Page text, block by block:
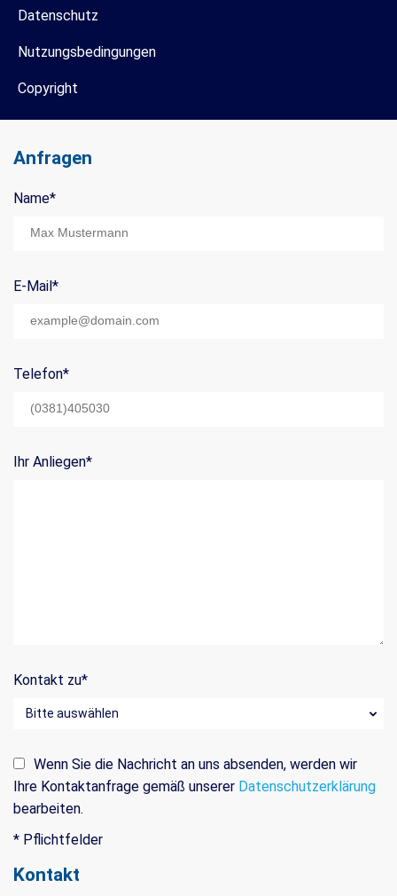
Datenschutz
Nutzungsbedingungen
Copyright
Anfragen
Mail Title:
Name*
E-Mail*
Telefon*
Ihr Anliegen*
Kontakt zu*
Wenn Sie die Nachricht an uns absenden, werden wir
Ihre Kontaktanfrage gemäß unserer Datenschutzerklärung
bearbeiten.
* Pflichtfelder
Kontakt